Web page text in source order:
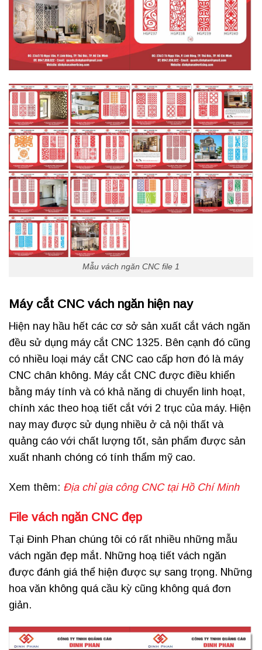
Mẫu vách ngăn CNC file 1
Máy cắt CNC vách ngăn hiện nay
Hiện nay hầu hết các cơ sở sản xuất cắt vách ngăn
đều sử dụng máy cắt CNC 1325. Bên cạnh đó cũng
có nhiều loại máy cắt CNC cao cấp hơn đó là máy
CNC chân không. Máy cắt CNC được điều khiển
bằng máy tính và có khả năng di chuyển linh hoạt,
chính xác theo hoạ tiết cắt với 2 trục của máy. Hiện
nay may được sử dụng nhiều ở cả nội thất và
quảng cáo với chất lượng tốt, sản phẩm được sản
xuất nhanh chóng có tính thẩm mỹ cao.
Xem thêm: Địa chỉ gia công CNC tại Hồ Chí Minh
File vách ngăn CNC đẹp
Tại Đinh Phan chúng tôi có rất nhiều những mẫu
vách ngăn đẹp mắt. Những hoạ tiết vách ngăn
được đánh giá thể hiện được sự sang trọng. Những
hoa văn không quá cầu kỳ cũng không quá đơn
giản.